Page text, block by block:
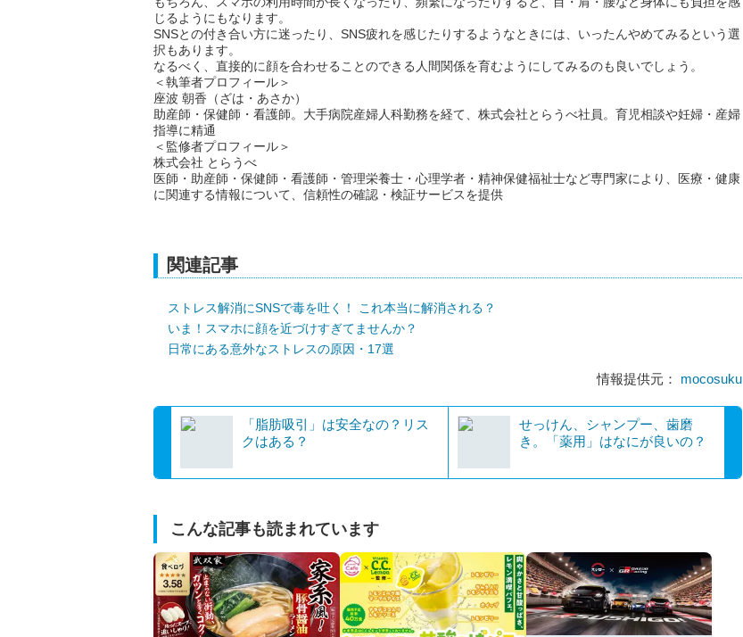
じるようにもなります。
SNSとの付き合い方に迷ったり、SNS疲れを感じたりするようなときには、いったんやめてみるという選
択もあります。
なるべく、直接的に顔を合わせることのできる人間関係を育むようにしてみるのも良いでしょう。
＜執筆者プロフィール＞
座波 朝香（ざは・あさか）
助産師・保健師・看護師。大手病院産婦人科勤務を経て、株式会社とらうべ社員。育児相談や妊婦・産婦
指導に精通
＜監修者プロフィール＞
株式会社 とらうべ
医師・助産師・保健師・看護師・管理栄養士・心理学者・精神保健福祉士など専門家により、医療・健康
に関連する情報について、信頼性の確認・検証サービスを提供
関連記事
ストレス解消にSNSで毒を吐く！ これ本当に解消される？
いま！スマホに顔を近づけすぎてませんか？
日常にある意外なストレスの原因・17選
情報提供元： mocosuku
「脂肪吸引」は安全なの？リス
クはある？
せっけん、シャンプー、歯磨
き。「薬用」はなにが良いの？
こんな記事も読まれています